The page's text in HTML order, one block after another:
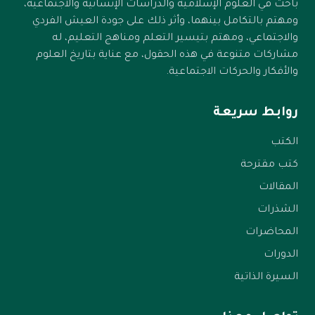
الإجمال في الطلب منزلة يُرجى أن يترقى لها العبد وفيها
يقل طلبه للتفاصيل الدنيوية ويتعلق بأدعية الوحي وما
فيها من قلة التفصيل للأسباب والأغراض، ويكل أمره إلى
الله يكتب له الخير حيث شاء.
باحث في العلوم الإسلامية والدراسات الإنسانية والاجتماعية،
ومهتم بالتكامل بينهما، وأثر ذلك على جودة العيش الفردي
والاجتماعي، ومهتم بتيسير التعلم ومناهج التعليم، له
مشاركات متنوعة في هذه الحقول، مع عناية بتاريخ العلوم
والأفكار والحركات الاجتماعية.
روابط سريعة
الكتب
كتب مقترحة
المقالات
الشذرات
المحاضرات
الدورات
السيرة الذاتية